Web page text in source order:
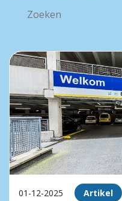
01-12-2025 Artikel